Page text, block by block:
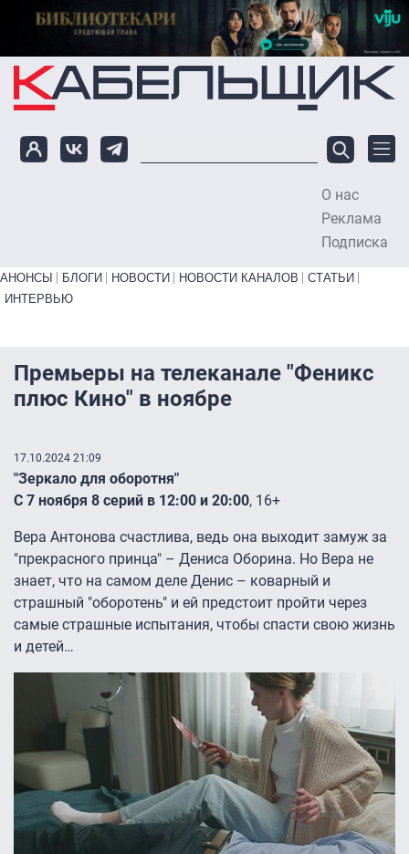
Перейти к основному содержанию
О нас
Реклама
Подписка
Primary links bottom
АНОНСЫ БЛОГИ НОВОСТИ НОВОСТИ КАНАЛОВ
СТАТЬИ
ИНТЕРВЬЮ
Премьеры на телеканале "Феникс
плюс Кино" в ноябре
17.10.2024 21:09
"Зеркало для оборотня"
С 7 ноября 8 серий в 12:00 и 20:00, 16+
Вера Антонова счастлива, ведь она выходит замуж за
"прекрасного принца" – Дениса Оборина. Но Вера не
знает, что на самом деле Денис – коварный и
страшный "оборотень" и ей предстоит пройти через
самые страшные испытания, чтобы спасти свою жизнь
и детей…